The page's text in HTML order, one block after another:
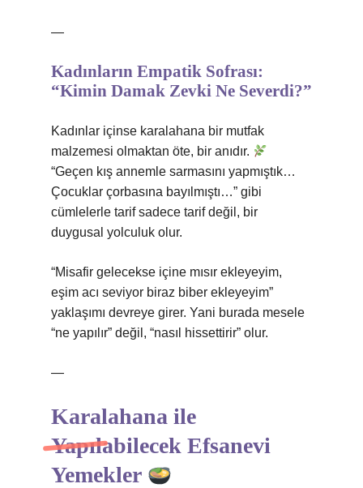
—
Kadınların Empatik Sofrası:
“Kimin Damak Zevki Ne Severdi?”
Kadınlar içinse karalahana bir mutfak
malzemesi olmaktan öte, bir anıdır.
“Geçen kış annemle sarmasını yapmıştık…
Çocuklar çorbasına bayılmıştı…” gibi
cümlelerle tarif sadece tarif değil, bir
duygusal yolculuk olur.
“Misafir gelecekse içine mısır ekleyeyim,
eşim acı seviyor biraz biber ekleyeyim”
yaklaşımı devreye girer. Yani burada mesele
“ne yapılır” değil, “nasıl hissettirir” olur.
—
Karalahana ile
Yapılabilecek Efsanevi
Yemekler